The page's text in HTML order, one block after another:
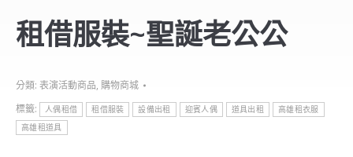
租借服裝~聖誕老公公
分類: 表演活動商品, 購物商城
標籤:
人偶租借 租借服裝 設備出租 迎賓人偶 道具出租 高雄租衣服
高雄租道具